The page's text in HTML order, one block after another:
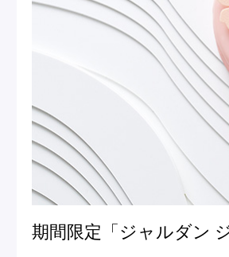
期間限定「ジャルダン